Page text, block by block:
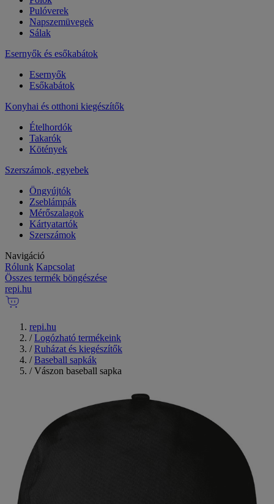
Pulóverek
Napszemüvegek
Sálak
Esernyők és esőkabátok
Esernyők
Esőkabátok
Konyhai és otthoni kiegészítők
Ételhordók
Takarók
Kötények
Szerszámok, egyebek
Öngyújtók
Zseblámpák
Mérőszalagok
Kártyatartók
Szerszámok
Navigáció
Rólunk Kapcsolat
Összes termék böngészése
repi.hu
repi.hu
/ Logózható termékeink
/ Ruházat és kiegészítők
/ Baseball sapkák
/ Vászon baseball sapka